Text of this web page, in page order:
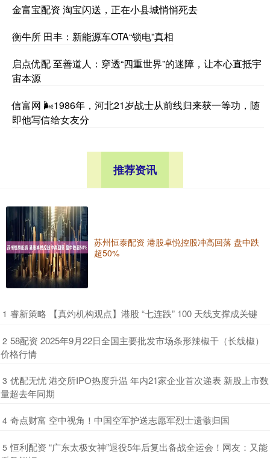
金富宝配资 淘宝闪送，正在小县城悄悄死去
衡牛所 田丰：新能源车OTA“锁电”真相
启点优配 至善道人：穿透“四重世界”的迷障，让本心直抵宇
宙本源
信富网 🌬1986年，河北21岁战士从前线归来获一等功，随
即他写信给女友分
推荐资讯
苏州恒泰配资 港股卓悦控股冲高回落 盘中跌
超50%
1 ​睿新策略 【真灼机构观点】港股 “七连跌” 100 天线支撑成关键
2 ​58配资 2025年9月22日全国主要批发市场条形辣椒干（长线椒）
价格行情
3 ​优配无忧 港交所IPO热度升温 年内21家企业首次递表 新股上市数
量超去年同期
4 ​奇点财富 空中视角！中国空军护送志愿军烈士遗骸归国
5 ​恒利配资 “广东太极女神”退役5年后复出备战全运会！网友：又能